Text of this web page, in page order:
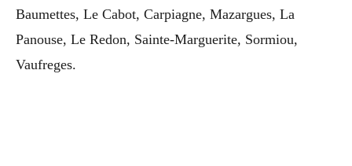
Baumettes, Le Cabot, Carpiagne, Mazargues, La
Panouse, Le Redon, Sainte-Marguerite, Sormiou,
Vaufreges.